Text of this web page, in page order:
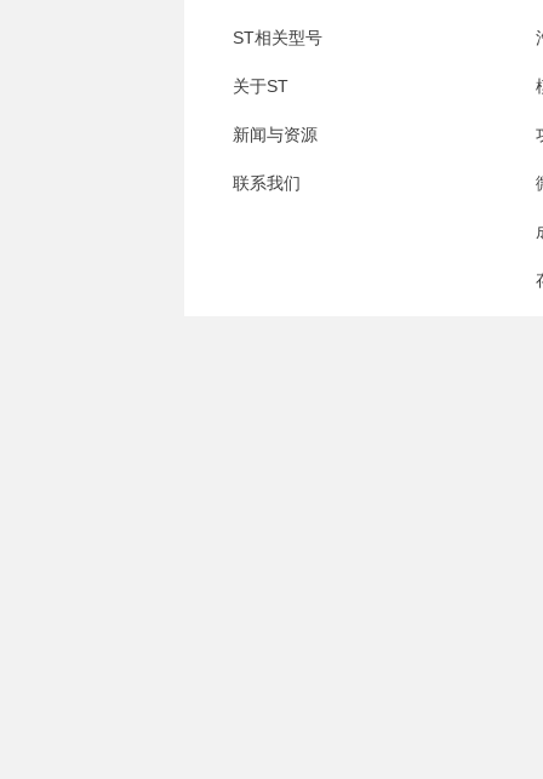
ST相关型号
关于ST
新闻与资源
联系我们